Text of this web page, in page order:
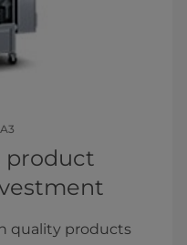
product
quality products